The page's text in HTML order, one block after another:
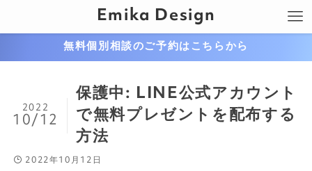
Emika Design
無料個別相談のご予約はこちらから
保護中: LINE公式アカウント
で無料プレゼントを配布する
方法
2022
10/12
2022年10月12日